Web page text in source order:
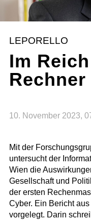
LEPORELLO
Im
Rechner
10. November 2023,
Mit der
untersucht der
Wien die
Gesellschaft und
der ersten
Cyber. Ein Bericht
vorgelegt. Darin